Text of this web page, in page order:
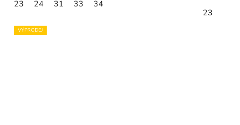
23 24 31 33 34
23
VÝPRODEJ